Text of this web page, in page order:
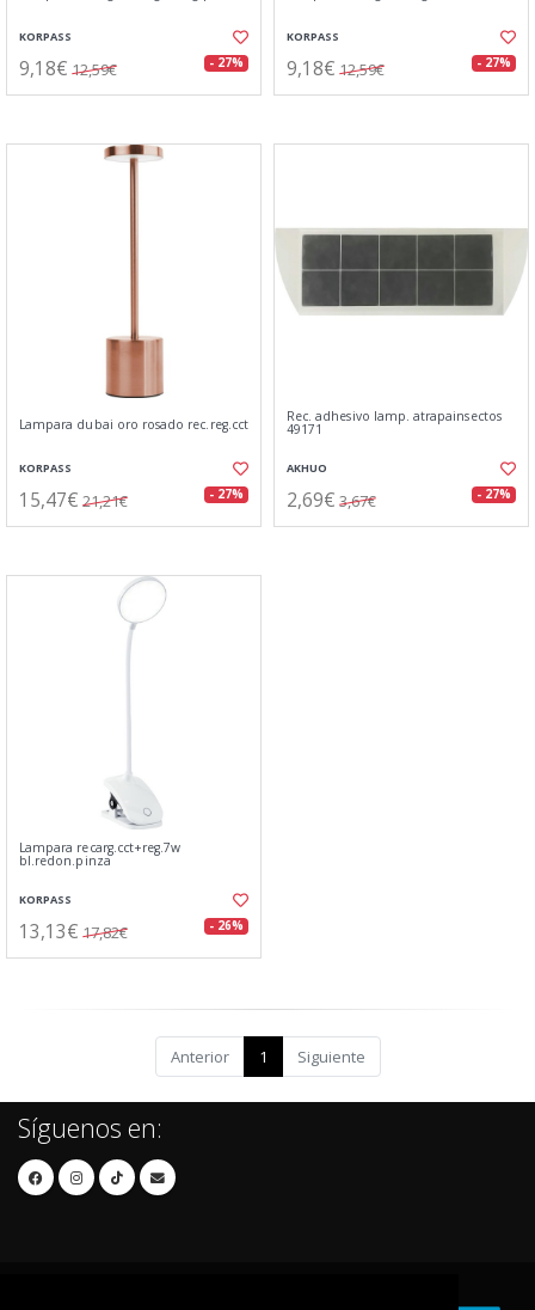
KORPASS
9,18€ 12,59€ - 27%
KORPASS
9,18€ 12,59€ - 27%
Lampara dubai oro rosado rec.reg.cct
KORPASS
15,47€ 21,21€ - 27%
Rec. adhesivo lamp. atrapainsectos
49171
AKHUO
2,69€ 3,67€ - 27%
Lampara recarg.cct+reg.7w
bl.redon.pinza
KORPASS
13,13€ 17,82€ - 26%
Anterior 1 Siguiente
Síguenos en: